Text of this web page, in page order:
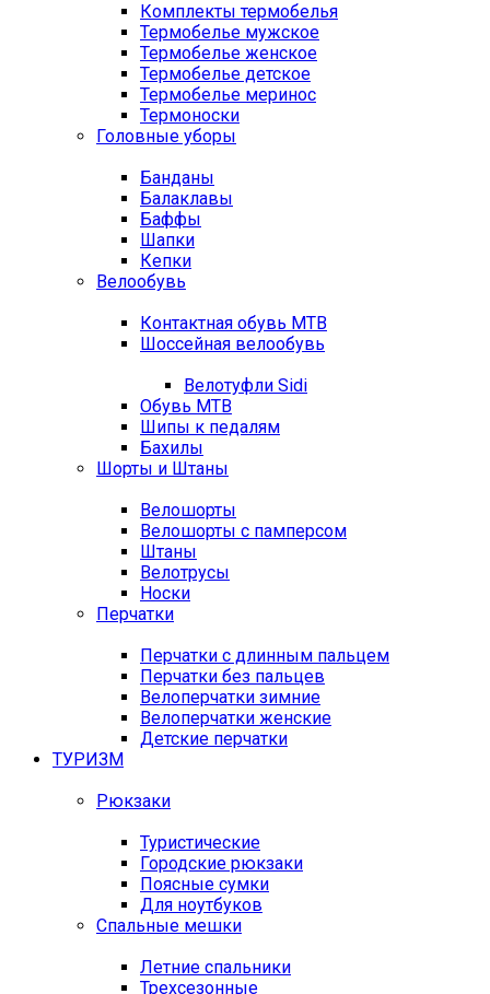
Комплекты термобелья
Термобелье мужское
Термобелье женское
Термобелье детское
Термобелье меринос
Термоноски
Головные уборы
Банданы
Балаклавы
Баффы
Шапки
Кепки
Велообувь
Контактная обувь MTB
Шоссейная велообувь
Велотуфли Sidi
Обувь MTB
Шипы к педалям
Бахилы
Шорты и Штаны
Велошорты
Велошорты с памперсом
Штаны
Велотрусы
Носки
Перчатки
Перчатки с длинным пальцем
Перчатки без пальцев
Велоперчатки зимние
Велоперчатки женские
Детские перчатки
ТУРИЗМ
Рюкзаки
Туристические
Городские рюкзаки
Поясные сумки
Для ноутбуков
Спальные мешки
Летние спальники
Трехсезонные